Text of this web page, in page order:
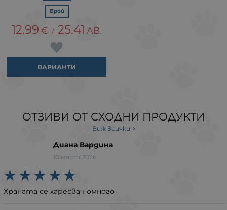
Брой
12.99 € / 25.41 ЛВ.
ВАРИАНТИ
ОТЗИВИ ОТ СХОДНИ ПРОДУКТИ
Виж всички
Диана Вардина
10 март 2026
Храната се харесва номного